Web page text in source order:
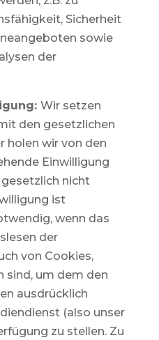
Sicherheit
sowie
der
Wir setzen
den gesetzlichen
holen wir von den
Einwilligung
gesetzlich nicht
ist
wenn das
der
von Cookies,
sind, um dem den
ausdrücklich
(also unser
zu stellen. Zu